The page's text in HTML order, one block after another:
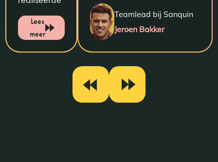
Lees
meer
Teamlead bij Sanquin
Jeroen Bakker